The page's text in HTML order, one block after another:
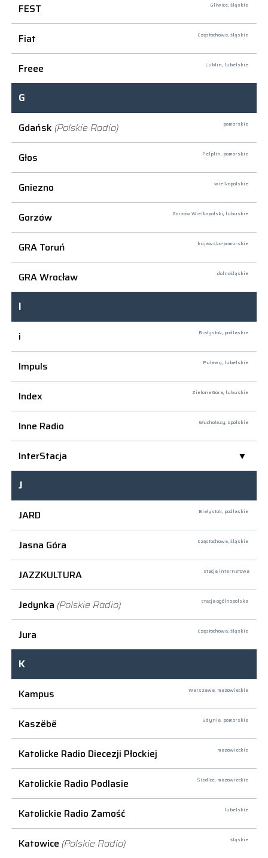
FEST Gliwice, śląskie
Fiat Częstochowa, śląskie
Freee Lublin, lubelskie
G
Gdańsk (Polskie Radio) pomorskie
Głos Pelplin, pomorskie
Gniezno wielkopolskie
Gorzów Gorzów Wielkopolski, lubuskie
GRA Toruń kujawsko-pomorskie
GRA Wrocław dolnośląskie
I
i
Białystok, podlaskie
Impuls Puławy, lubelskie
Index Zielona Góra, lubuskie
Inne Radio Głuchołazy, opolskie
InterStacja
J
JARD
Białystok, podlaskie
Jasna Góra Częstochowa, śląskie
JAZZKULTURA stacja internetowa
Jedynka (Polskie Radio) stacja ogólnopolska
Jura Częstochowa, śląskie
K
Kampus
Warszawa, mazowieckie
Kaszëbë Gdynia, pomorskie
Katolicke Radio Diecezji Płockiej mazowieckie
Katolickie Radio Podlasie Siedlce, mazowieckie
Katolickie Radio Zamość lubelskie
Katowice (Polskie Radio) śląskie